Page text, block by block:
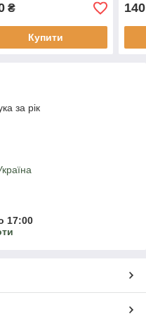
₴
Купити
140
за рік
17:00